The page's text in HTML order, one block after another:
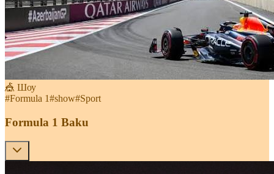
🎪 Шоу
#Formula 1#show#Sport
Formula 1 Baku